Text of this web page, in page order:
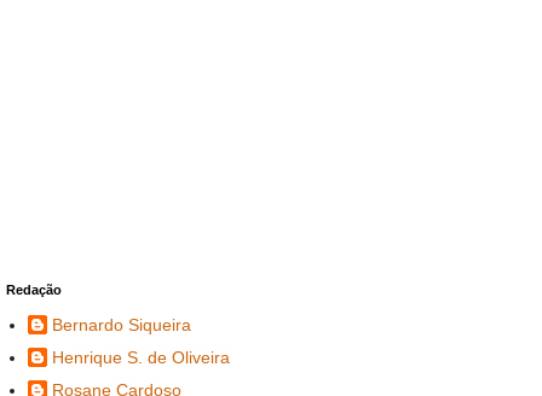
Redação
Bernardo Siqueira
Henrique S. de Oliveira
Rosane Cardoso